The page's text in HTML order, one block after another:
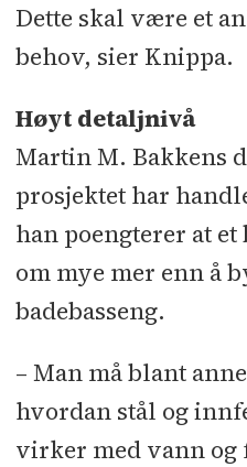
Dette skal være et
behov, sier Knippa.
Høyt detaljnivå
Martin M. Bakkens
prosjektet har
han poengterer at
om mye mer enn å
badebasseng.
– Man må blant
hvordan stål og
virker med vann og